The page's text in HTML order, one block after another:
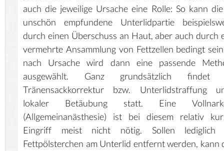
auch die jeweilige Ursache eine Rolle: So kann
unschön empfundene Unterlidpartie
durch einen Überschuss an Haut, aber auch durch
vermehrte Ansammlung von Fettzellen bedingt
nach Ursache wird dann eine passende
ausgewählt. Ganz grundsätzlich findet
Tränensackkorrektur bzw. Unterlidstraffung
lokaler Betäubung statt. Eine
(Allgemeinanästhesie) ist bei diesem relativ
Eingriff meist nicht nötig. Sollen lediglich
Fettpölsterchen am Unterlid entfernt werden, kann